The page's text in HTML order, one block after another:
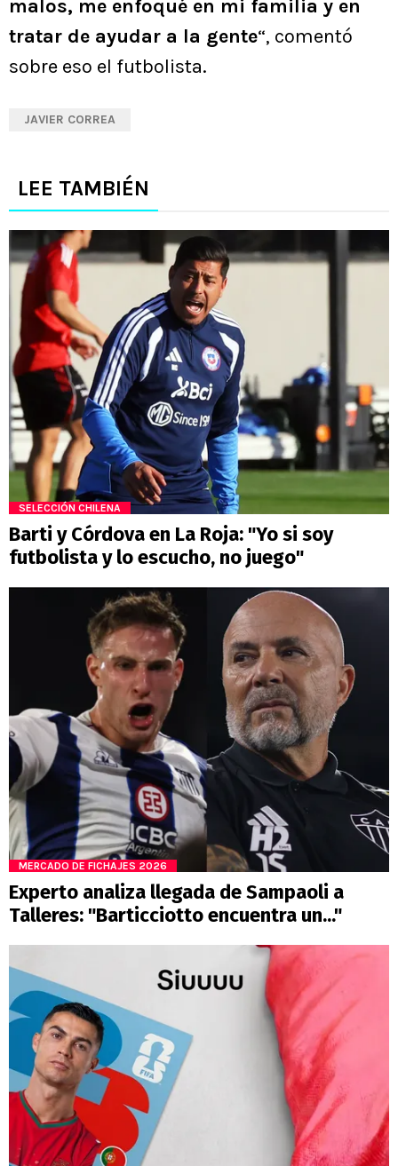
malos, me enfoqué en mi familia y en
tratar de ayudar a la gente“, comentó
sobre eso el futbolista.
JAVIER CORREA
LEE TAMBIÉN
SELECCIÓN CHILENA
Barti y Córdova en La Roja: "Yo si soy
futbolista y lo escucho, no juego"
MERCADO DE FICHAJES 2026
Experto analiza llegada de Sampaoli a
Talleres: "Barticciotto encuentra un..."